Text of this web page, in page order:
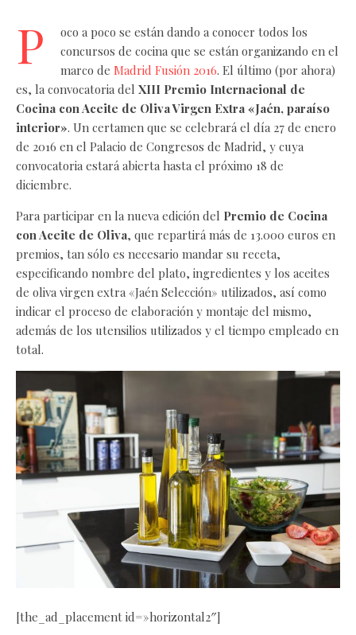
P
oco a poco se están dando a conocer todos los
concursos de cocina que se están organizando en el
marco de Madrid Fusión 2016. El último (por ahora)
es, la convocatoria del XIII Premio Internacional de
Cocina con Aceite de Oliva Virgen Extra «Jaén, paraíso
interior». Un certamen que se celebrará el día 27 de enero
de 2016 en el Palacio de Congresos de Madrid, y cuya
convocatoria estará abierta hasta el próximo 18 de
diciembre.
Para participar en la nueva edición del Premio de Cocina
con Aceite de Oliva, que repartirá más de 13.000 euros en
premios, tan sólo es necesario mandar su receta,
especificando nombre del plato, ingredientes y los aceites
de oliva virgen extra «Jaén Selección» utilizados, así como
indicar el proceso de elaboración y montaje del mismo,
además de los utensilios utilizados y el tiempo empleado en
total.
[the_ad_placement id=»horizontal2″]